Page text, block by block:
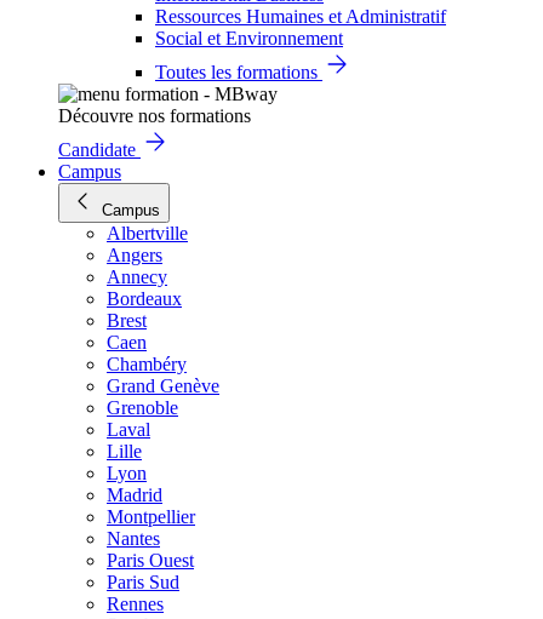
Ressources Humaines et Administratif
Social et Environnement
Toutes les formations
Découvre nos formations
Candidate
Campus
Campus
Albertville
Angers
Annecy
Bordeaux
Brest
Caen
Chambéry
Grand Genève
Grenoble
Laval
Lille
Lyon
Madrid
Montpellier
Nantes
Paris Ouest
Paris Sud
Rennes